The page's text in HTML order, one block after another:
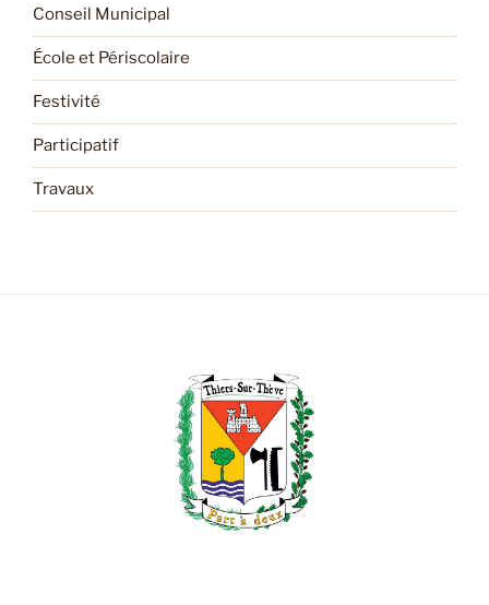
Conseil Municipal
École et Périscolaire
Festivité
Participatif
Travaux